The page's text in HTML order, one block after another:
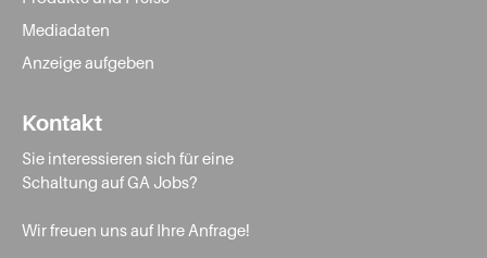
Mediadaten
Anzeige aufgeben
Kontakt
Sie interessieren sich für eine
Schaltung auf GA Jobs?
Wir freuen uns auf Ihre Anfrage!